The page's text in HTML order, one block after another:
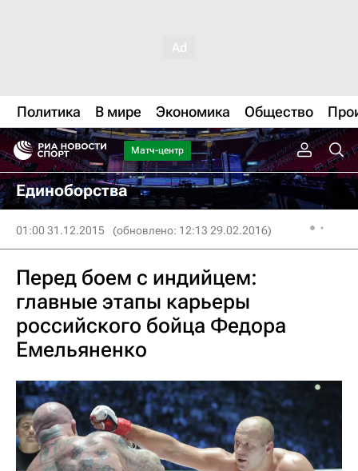
Политика В мире Экономика Общество
Матч-центр
Единоборства
01:00 31.12.2015 (обновлено: 12:13 29.02.2016)
Перед боем с индийцем:
главные этапы карьеры
российского бойца Федора
Емельяненко